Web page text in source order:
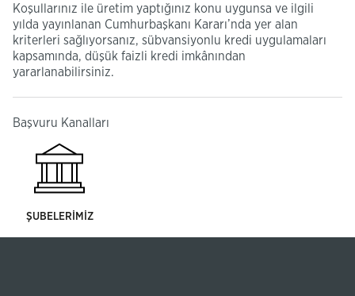
Koşullarınız ile üretim yaptığınız konu uygunsa ve ilgili
yılda yayınlanan Cumhurbaşkanı Kararı’nda yer alan
kriterleri sağlıyorsanız, sübvansiyonlu kredi uygulamaları
kapsamında, düşük faizli kredi imkânından
yararlanabilirsiniz.
Başvuru Kanalları
ŞUBELERİMİZ